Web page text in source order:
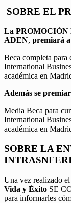
SOBRE EL
La PROMOCIÓN
ADEN, premiará
Beca completa para
International
académica en
Además se
Media Beca para
International
académica en
SOBRE LA
Una vez realizado
Vida y Éxito SE
para informarles